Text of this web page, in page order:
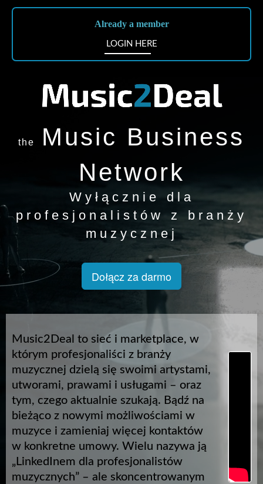
Already a member
LOGIN HERE
the
Music Business
Network
Wyłącznie dla
profesjonalistów z branży
muzycznej
Dołącz za darmo
Music2Deal to sieć i marketplace, w
którym profesjonaliści z branży
muzycznej dzielą się swoimi artystami,
utworami, prawami i usługami – oraz
tym, czego aktualnie szukają. Bądź na
bieżąco z nowymi możliwościami w
muzyce i zamieniaj więcej kontaktów
w konkretne umowy. Wielu nazywa ją
„LinkedInem dla profesjonalistów
muzycznych” – ale skoncentrowanym